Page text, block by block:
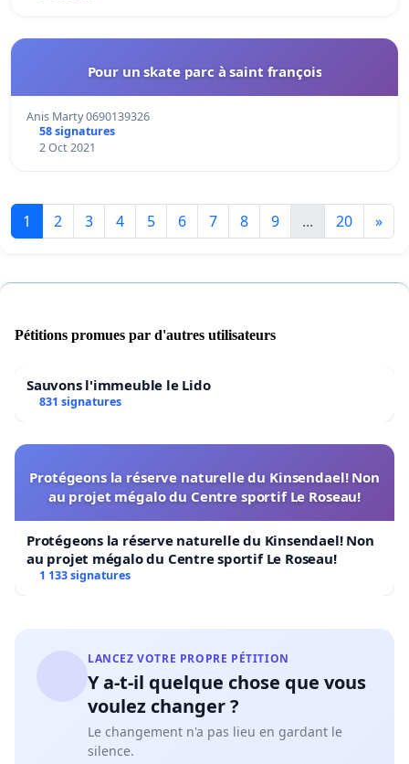
Pour un skate parc à saint françois
Anis Marty 0690139326
58 signatures
2 Oct 2021
1 2 3 4 5 6 7 8 9 ... 20 »
Pétitions promues par d'autres utilisateurs
Sauvons l'immeuble le Lido
831 signatures
Protégeons la réserve naturelle du Kinsendael! Non
au projet mégalo du Centre sportif Le Roseau!
Protégeons la réserve naturelle du Kinsendael! Non
au projet mégalo du Centre sportif Le Roseau!
1 133 signatures
LANCEZ VOTRE PROPRE PÉTITION
Y a-t-il quelque chose que vous
voulez changer ?
Le changement n'a pas lieu en gardant le
silence.